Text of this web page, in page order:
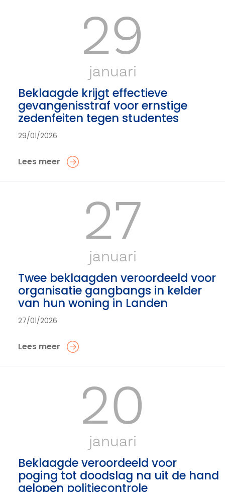
29
januari
Beklaagde krijgt effectieve
gevangenisstraf voor ernstige
zedenfeiten tegen studentes
29/01/2026
Lees meer
27
januari
Twee beklaagden veroordeeld voor
organisatie gangbangs in kelder
van hun woning in Landen
27/01/2026
Lees meer
20
januari
Beklaagde veroordeeld voor
poging tot doodslag na uit de hand
gelopen politiecontrole